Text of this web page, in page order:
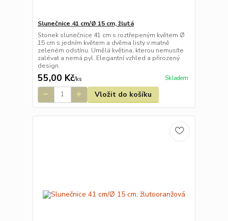
Slunečnice 41 cm/Ø 15 cm, žlutá
Stonek slunečnice 41 cm s roztřepeným květem Ø
15 cm s jedním květem a dvěma listy v matně
zeleném odstínu. Umělá květina, kterou nemusíte
zalévat a nemá pyl. Elegantní vzhled a přirozený
design.
55,00 Kč/ks Skladem
Vložit do košíku